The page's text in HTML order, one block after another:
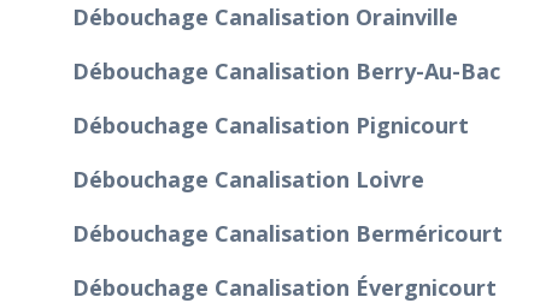
Débouchage Canalisation Orainville
Débouchage Canalisation Berry-Au-Bac
Débouchage Canalisation Pignicourt
Débouchage Canalisation Loivre
Débouchage Canalisation Berméricourt
Débouchage Canalisation Évergnicourt